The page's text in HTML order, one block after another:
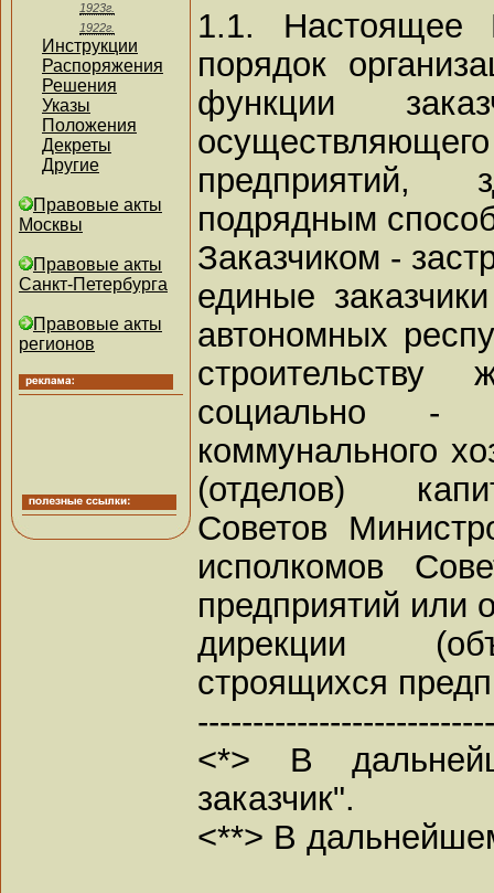
1923г.
1922г.
Инструкции
Распоряжения
Решения
Указы
Положения
Декреты
Другие
Правовые акты
Москвы
Правовые акты
Санкт-Петербурга
Правовые акты
регионов
1.1. Настоящее
порядок
функции
предприятий,
подрядным
Заказчиком -
единые
автономных
социально -
коммунального
(отделов)
Советов
исполкомов
предприятий или
дирекции
строящихся
<*> В
заказчик".
<**> В